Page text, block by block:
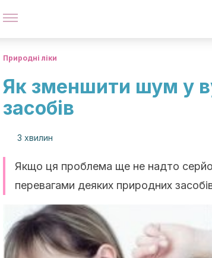
Природні ліки
Як зменшити шум у
засобів
3 хвилин
Якщо ця проблема ще не надто
перевагами деяких природних